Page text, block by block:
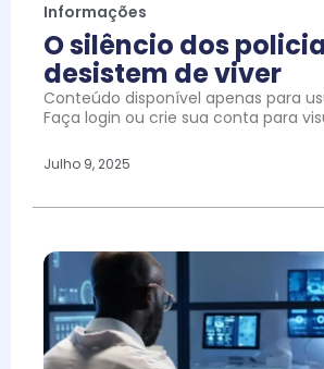
Informações
O silêncio dos
desistem de viver
Conteúdo disponível apenas para
Faça login ou crie sua conta para
Julho 9, 2025